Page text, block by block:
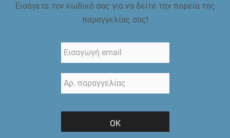
Εισάγετε τον κωδικό σας για να δείτε την πορεία της
παραγγελίας σας!
ΟΚ